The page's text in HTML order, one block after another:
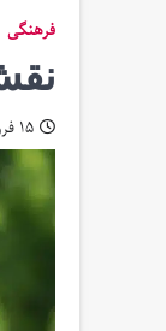
فرهنگی
۱۵ فروردین, ۱۴۰۳